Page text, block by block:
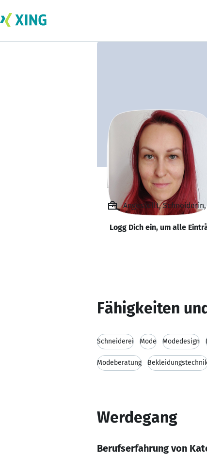
Kateryna Bykova
Angestellt,
Logg Dich ein, um alle
Fähigkeiten
Schneiderei Mode Modedesign
Modeberatung
Werdegang
Berufserfahrung von